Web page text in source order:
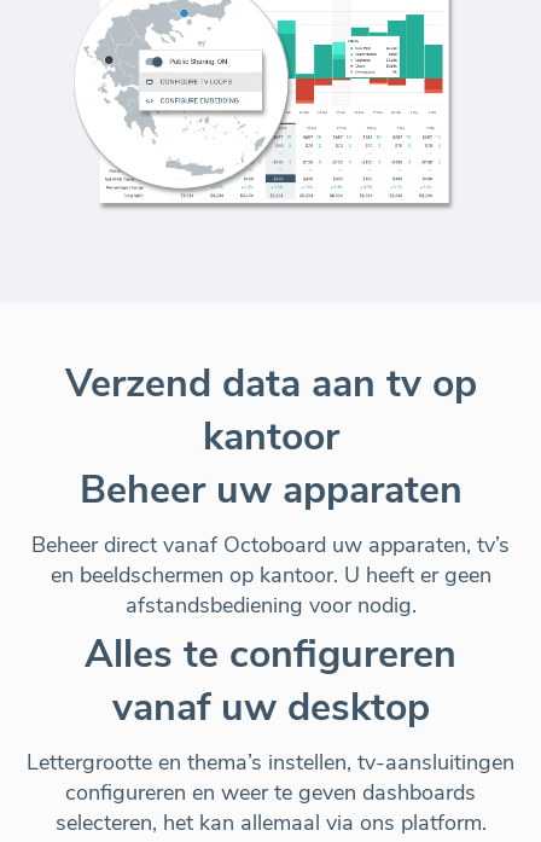
Verzend data aan tv op
kantoor
Beheer uw apparaten
Beheerdirect vanaf Octoboard uw apparaten, tv’s
en beeldschermen op kantoor. U heeft er geen
afstandsbediening voor nodig.
Alles te configureren
vanaf uw desktop
Lettergrootte en thema’s instellen, tv-aansluitingen
configureren en weer te geven dashboards
selecteren, het kan allemaal via ons platform.